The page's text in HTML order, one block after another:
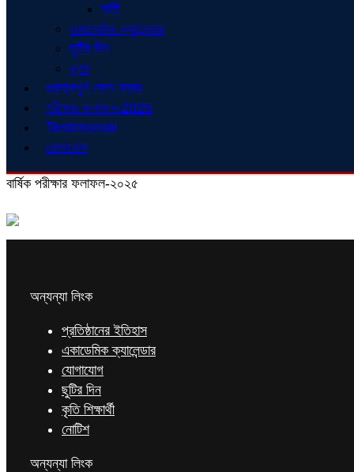
ভর্তি
একাডেমিক ক্যালেন্ডার
ছুটির দিন
ব্লগ
গুরুত্বপূর্ণ ফোন নম্বর
পরীক্ষার ফলাফল-2025
Testimonial
যোগাযোগ
বার্ষিক পরীক্ষার ফলাফল-২০২৫
অন্যন্যা লিংক
প্রতিষ্ঠানের ইতিহাস
একাডেমিক ক্যালেন্ডার
যোগাযোগ
ছুটির দিন
কৃতি শিক্ষার্থী
নোটিশ
অন্যন্যা লিংক